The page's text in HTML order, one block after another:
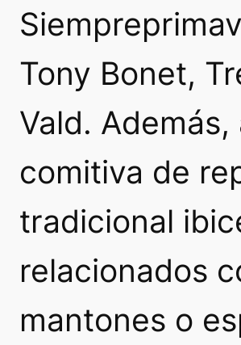
Tony Bonet,
Vald.
comitiva de
tradicional
relacionados
mantones o